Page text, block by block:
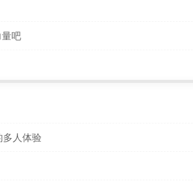
吧
多人 体验